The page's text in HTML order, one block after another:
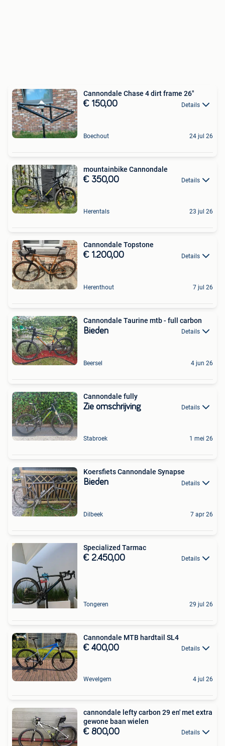
Cannondale Chase 4 dirt frame 26"
€ 150,00 Details
Boechout 24 jul 26
mountainbike Cannondale
€ 350,00 Details
Herentals 23 jul 26
Cannondale Topstone
€ 1.200,00 Details
Herenthout 7 jul 26
Cannondale Taurine mtb - full carbon
Bieden Details
Beersel 4 jun 26
Cannondale fully
Zie omschrijving Details
Stabroek 1 mei 26
Koersfiets Cannondale Synapse
Bieden Details
Dilbeek 7 apr 26
Specialized Tarmac
€ 2.450,00 Details
Tongeren 29 jul 26
Cannondale MTB hardtail SL4
€ 400,00 Details
Wevelgem 4 jul 26
cannondale lefty carbon 29 en' met extra
gewone baan wielen
€ 800,00 Details